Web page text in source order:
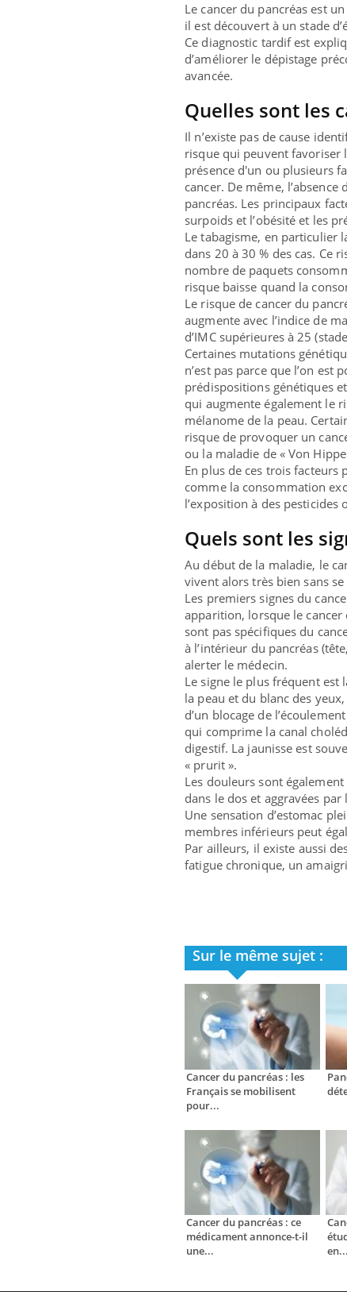
Le cancer du pancréas est
il est découvert à un stade
Ce diagnostic tardif est
d’améliorer le dépistage
avancée.
Quelles sont les
Il n’existe pas de cause
risque qui peuvent favoriser
présence d'un ou plusieurs
cancer. De même,
pancréas. Les principaux
surpoids et l’obésité et les
Le tabagisme, en particulier
dans 20 à 30 % des cas. Ce
nombre de paquets
risque baisse quand la
Le risque de cancer du
augmente avec l’indice de
d’IMC supérieures à 25
Certaines mutations
n’est pas parce que l’on
prédispositions génétiques
qui augmente également le
mélanome de la peau.
risque de provoquer un
ou la maladie de « Von
En plus de ces trois facteurs
comme la consommation
l’exposition à des pesticides
Quels sont les
Au début de la maladie, le
vivent alors très bien sans
Les premiers signes du
apparition, lorsque le cancer
sont pas spécifiques du
à l’intérieur du pancréas
alerter le médecin.
Le signe le plus fréquent est
la peau et du blanc des
d’un blocage de
qui comprime la canal
digestif. La jaunisse est
« prurit ».
Les douleurs sont
dans le dos et aggravées
Une sensation d’estomac
membres inférieurs peut
Par ailleurs, il existe aussi
fatigue chronique, un
Sur le même sujet :
Cancer du pancréas : les
Français se mobilisent
pour...
Cancer du pancréas : ce
médicament annonce-t-il
une...
en...